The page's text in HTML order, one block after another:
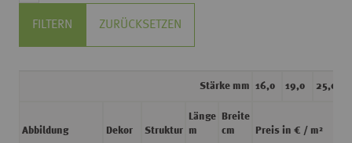
FILTERN ZURÜCKSETZEN
Stärke mm 16,0 19,0 25,0
Abbildung Dekor Struktur
Länge
m
Breite
cm
Preis in € / m²